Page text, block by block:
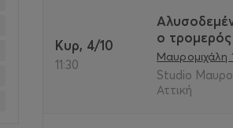
Κυρ, 4/10
11:30
ο
Μαυρομιχάλη
Studio
Αττική